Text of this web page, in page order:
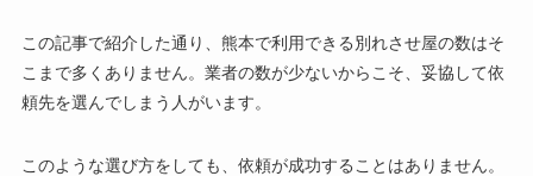
この記事で紹介した通り、熊本で利用できる別れさせ屋の数はそ
こまで多くありません。業者の数が少ないからこそ、妥協して依
頼先を選んでしまう人がいます。
このような選び方をしても、依頼が成功することはありません。